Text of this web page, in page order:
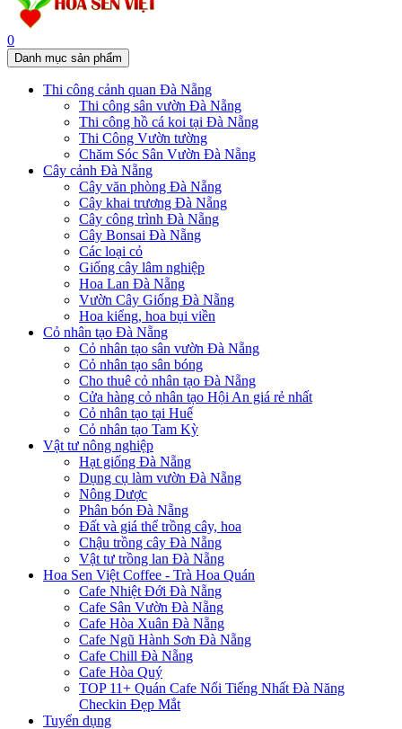
0
Danh mục sản phẩm
Thi công cảnh quan Đà Nẵng
Thi công sân vườn Đà Nẵng
Thi công hồ cá koi tại Đà Nẵng
Thi Công Vườn tường
Chăm Sóc Sân Vườn Đà Nẵng
Cây cảnh Đà Nẵng
Cây văn phòng Đà Nẵng
Cây khai trương Đà Nẵng
Cây công trình Đà Nẵng
Cây Bonsai Đà Nẵng
Các loại cỏ
Giống cây lâm nghiệp
Hoa Lan Đà Nẵng
Vườn Cây Giống Đà Nẵng
Hoa kiểng, hoa bụi viền
Cỏ nhân tạo Đà Nẵng
Cỏ nhân tạo sân vườn Đà Nẵng
Cỏ nhân tạo sân bóng
Cho thuê cỏ nhân tạo Đà Nẵng
Cửa hàng cỏ nhân tạo Hội An giá rẻ nhất
Cỏ nhân tạo tại Huế
Cỏ nhân tạo Tam Kỳ
Vật tư nông nghiệp
Hạt giống Đà Nẵng
Dụng cụ làm vườn Đà Nẵng
Nông Dược
Phân bón Đà Nẵng
Đất và giá thể trồng cây, hoa
Chậu trồng cây Đà Nẵng
Vật tư trồng lan Đà Nẵng
Hoa Sen Việt Coffee - Trà Hoa Quán
Cafe Nhiệt Đới Đà Nẵng
Cafe Sân Vườn Đà Nẵng
Cafe Hòa Xuân Đà Nẵng
Cafe Ngũ Hành Sơn Đà Nẵng
Cafe Chill Đà Nẵng
Cafe Hòa Quý
TOP 11+ Quán Cafe Nổi Tiếng Nhất Đà Năng
Checkin Đẹp Mắt
Tuyển dụng